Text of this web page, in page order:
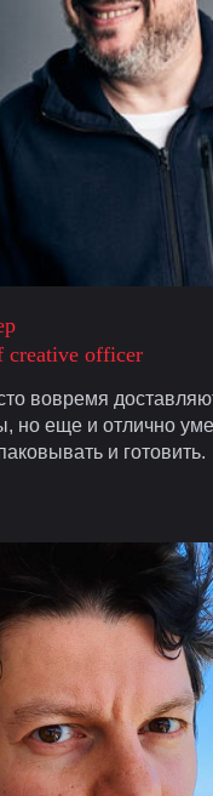
officer
вовремя
но еще и отлично
и готовить.